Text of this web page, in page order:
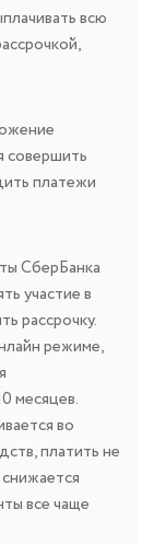
всю
совершить
платежи
СберБанка
участие в
рассрочку.
режиме,
месяцев.
во
платить не
все чаще